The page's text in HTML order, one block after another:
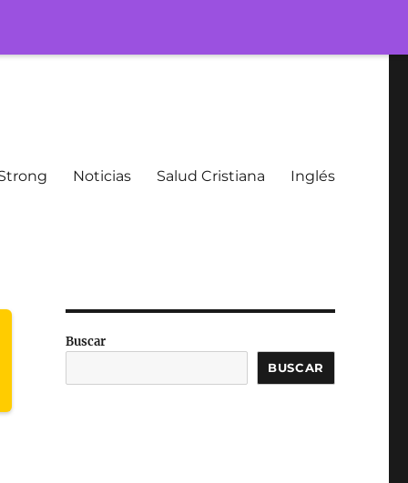
Noticias Salud Cristiana Inglés
Buscar
BUSCAR